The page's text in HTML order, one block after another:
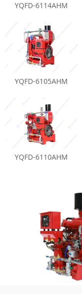
YQFD-6114AHM
YQFD-6105AHM
YQFD-6110AHM